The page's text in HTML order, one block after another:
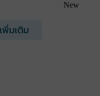
New
เพิ่มเติม